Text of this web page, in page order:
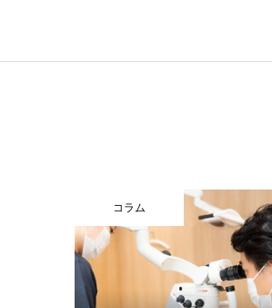
コラム